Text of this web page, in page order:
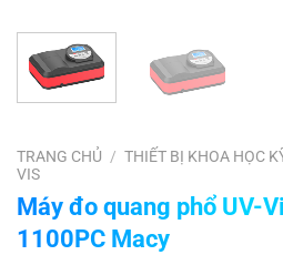
TRANG CHỦ / THIẾT BỊ KHOA HỌC
VIS
Máy đo quang phổ UV-
1100PC Macy